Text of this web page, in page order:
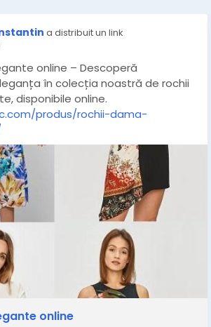
a distribuit un link
online – Descoperă
în colecția noastră de rochii
disponibile online.
produs/rochii-dama-
online